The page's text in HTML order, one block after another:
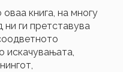
книга, на многу
ни ги претставува
искачувањата,